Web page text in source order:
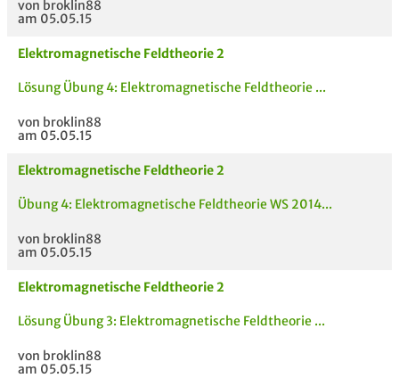
von broklin88
am 05.05.15
Elektromagnetische Feldtheorie 2
Lösung Übung 4: Elektromagnetische Feldtheorie ...
von broklin88
am 05.05.15
Elektromagnetische Feldtheorie 2
Übung 4: Elektromagnetische Feldtheorie WS 2014...
von broklin88
am 05.05.15
Elektromagnetische Feldtheorie 2
Lösung Übung 3: Elektromagnetische Feldtheorie ...
von broklin88
am 05.05.15